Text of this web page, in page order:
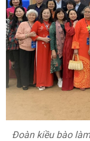
Đoàn kiều bào